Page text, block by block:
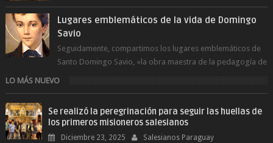
día le pide a Don Bosco...
Lugares emblemáticos de la vida de Domingo
Savio
Seguidamente, compartimos los lugares emblemáticos de
Santo Domingo Savio, «la obra maestra de la pedagogía de
Don Bosco». San Giovann...
LO MÁS NUEVO
Se realizó la peregrinación para seguir las huellas de
los primeros misioneros salesianos
Diciembre 23, 2025 Salesianos Paraguay